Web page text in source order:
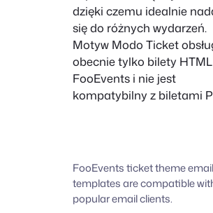
dzięki czemu idealnie
się do różnych wydarzeń.
Motyw Modo Ticket
obecnie tylko bilety HTML
FooEvents i nie jest
kompatybilny z biletami
FooEvents ticket theme email
templates are compatible
popular email clients.